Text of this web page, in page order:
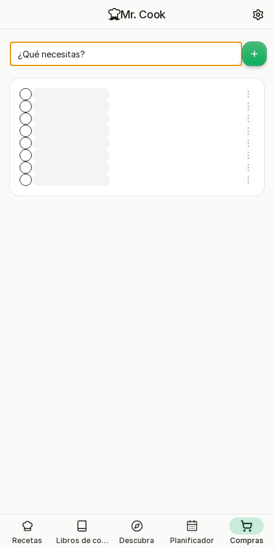
Lista de la compra Mr. Cook
Recetas Libros de cocina Descubra Planificador Compras